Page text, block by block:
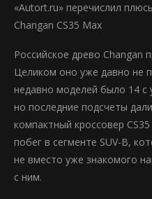
«Autort.ru» перечислил
Changan CS35 Max
Российское древо Changan
Целиком оно уже давно не
недавно моделей было 14 с
но последние подсчеты
компактный кроссовер
побег в сегменте SUV-B,
не вместо уже знакомого
с ним.